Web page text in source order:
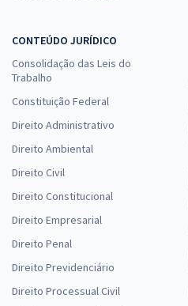
CONTEÚDO JURÍDICO
Consolidação das Leis do
Trabalho
Constituição Federal
Direito Administrativo
Direito Ambiental
Direito Civil
Direito Constitucional
Direito Empresarial
Direito Penal
Direito Previdenciário
Direito Processual Civil